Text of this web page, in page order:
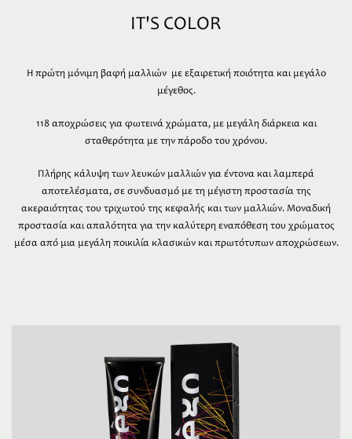
IT'S COLOR
Η πρώτη μόνιμη βαφή μαλλιών με εξαιρετική ποιότητα και μεγάλο
μέγεθος.
118 αποχρώσεις για φωτεινά χρώματα, με μεγάλη διάρκεια και
σταθερότητα με την πάροδο του χρόνου.
Πλήρης κάλυψη των λευκών μαλλιών για έντονα και λαμπερά
αποτελέσματα, σε συνδυασμό με τη μέγιστη προστασία της
ακεραιότητας του τριχωτού της κεφαλής και των μαλλιών. Μοναδική
προστασία και απαλότητα για την καλύτερη εναπόθεση του χρώματος
μέσα από μια μεγάλη ποικιλία κλασικών και πρωτότυπων αποχρώσεων.